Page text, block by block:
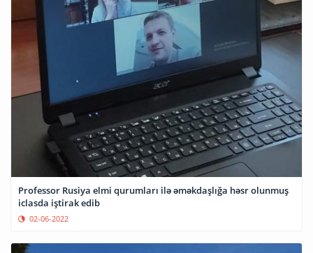
Professor Rusiya elmi qurumları ilə əməkdaşlığa həsr olunmuş
iclasda iştirak edib
02-06-2022